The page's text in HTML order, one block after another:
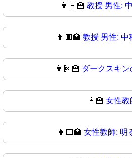
👨🏽‍🏫 教授 男性:
👨🏾‍🏫 教授 男性: 中
👨🏿‍🏫 ダークスキ
👩‍🏫 女性教
👩🏻‍🏫 女性教師: 明